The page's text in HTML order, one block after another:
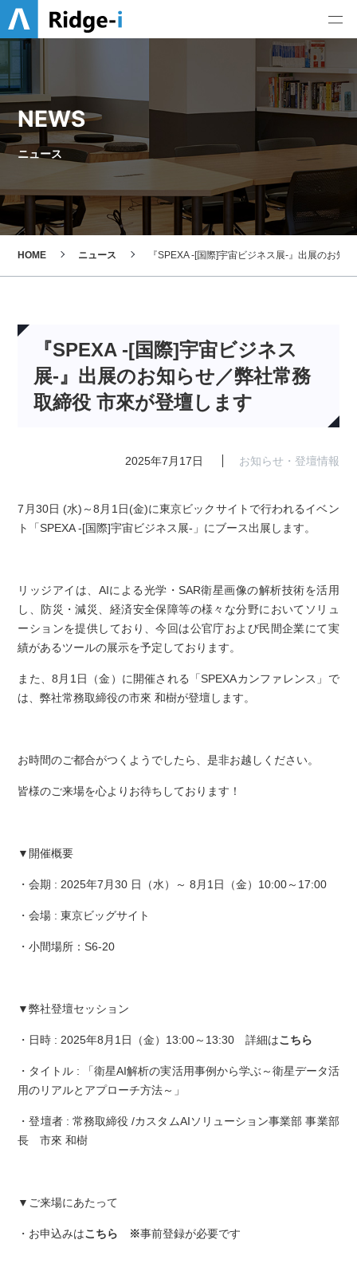
NEWS
ニュース
HOME ニュース 『SPEXA -[国際]宇宙ビジネス展-』出展のお知
『SPEXA -[国際]宇宙ビジネス
展-』出展のお知らせ／弊社常務
取締役 市來が登壇します
2025年7月17日 お知らせ・登壇情報
7月30日 (水)～8月1日(金)に東京ビックサイトで行われるイベン
ト「SPEXA -[国際]宇宙ビジネス展-」にブース出展します。
リッジアイは、AIによる光学・SAR衛星画像の解析技術を活用
し、防災・減災、経済安全保障等の様々な分野においてソリュ
ーションを提供しており、今回は公官庁および民間企業にて実
績があるツールの展示を予定しております。
また、8月1日（金）に開催される「SPEXAカンファレンス」で
は、弊社常務取締役の市來 和樹が登壇します。
お時間のご都合がつくようでしたら、是非お越しください。
皆様のご来場を心よりお待ちしております！
▼開催概要
・会期 : 2025年7月30 日（水）～ 8月1日（金）10:00～17:00
・会場 : 東京ビッグサイト
・小間場所：S6-20
▼弊社登壇セッション
・日時 : 2025年8月1日（金）13:00～13:30 詳細はこちら
・タイトル : 「衛星AI解析の実活用事例から学ぶ～衛星データ活
用のリアルとアプローチ方法～」
・登壇者 : 常務取締役 /カスタムAIソリューション事業部 事業部
長 市來 和樹
▼ご来場にあたって
・お申込みはこちら ※事前登録が必要です